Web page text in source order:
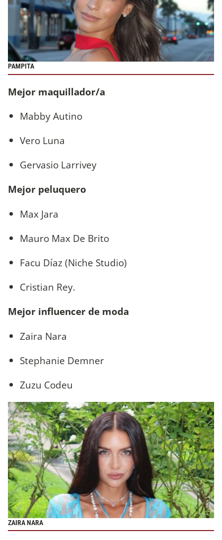
PAMPITA
Mejor maquillador/a
Mabby Autino
Vero Luna
Gervasio Larrivey
Mejor peluquero
Max Jara
Mauro Max De Brito
Facu Díaz (Niche Studio)
Cristian Rey.
Mejor influencer de moda
Zaira Nara
Stephanie Demner
Zuzu Codeu
ZAIRA NARA